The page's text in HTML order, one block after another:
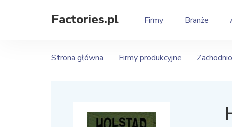
Factories.pl Firmy Branże
Strona główna Firmy produkcyjne